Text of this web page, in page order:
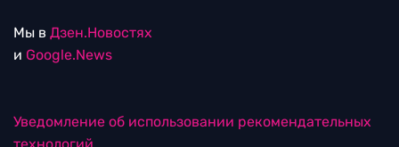
Мы в Дзен.Новостях
и Google.News
Уведомление об использовании рекомендательных